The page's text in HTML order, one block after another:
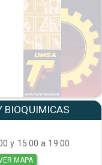
BIOQUIMICAS
y 15:00 a 19:00
MAPA